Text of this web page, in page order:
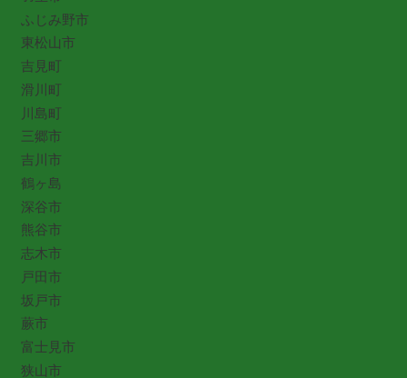
ふじみ野市
東松山市
吉見町
滑川町
川島町
三郷市
吉川市
鶴ヶ島
深谷市
熊谷市
志木市
戸田市
坂戸市
蕨市
富士見市
狭山市